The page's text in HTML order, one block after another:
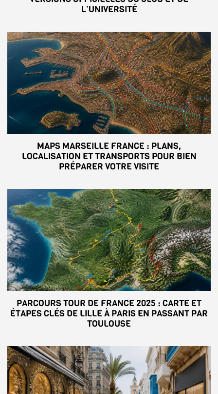
L’UNIVERSITÉ
MAPS MARSEILLE FRANCE : PLANS,
LOCALISATION ET TRANSPORTS POUR BIEN
PRÉPARER VOTRE VISITE
PARCOURS TOUR DE FRANCE 2025 : CARTE ET
ÉTAPES CLÉS DE LILLE À PARIS EN PASSANT PAR
TOULOUSE